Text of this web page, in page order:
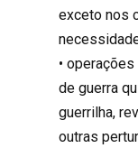
exceto nos
•
de guerra
guerrilha,
outras